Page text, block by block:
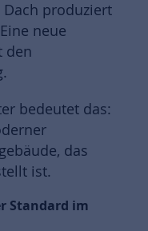
produziert
neue
den
bedeutet das:
das
ist.
Standard im